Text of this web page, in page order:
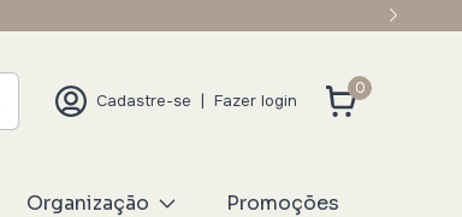
Cadastre-se | Fazer login
0
Organização Promoções